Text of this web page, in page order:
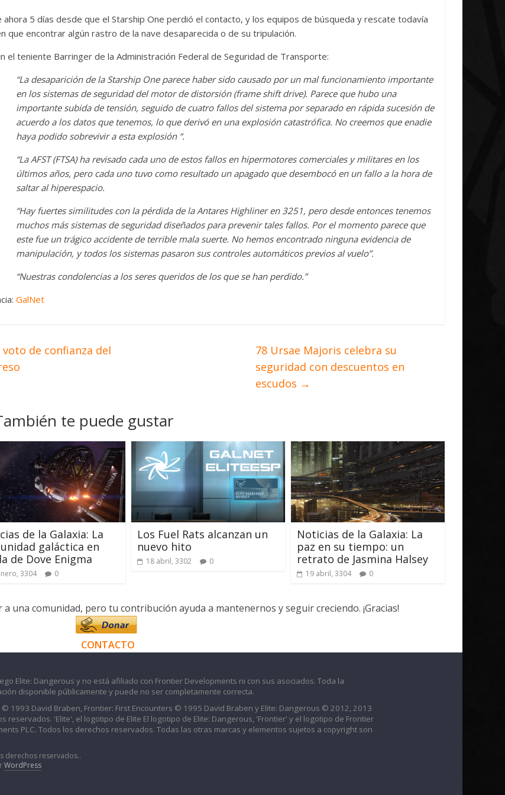
ahora 5 días desde que el Starship One perdió el contacto, y los equipos de búsqueda y rescate todavía
que encontrar algún rastro de la nave desaparecida o de su tripulación.
el teniente Barringer de la Administración Federal de Seguridad de Transporte:
“La desaparición de la Starship One parece haber sido causado por un mal funcionamiento importante
en los sistemas de seguridad del motor de distorsión (frame shift drive). Parece que hubo una
importante subida de tensión, seguido de cuatro fallos del sistema por separado en rápida sucesión de
acuerdo a los datos que tenemos, lo que derivó en una explosión catastrófica. No creemos que enadie
haya podido sobrevivir a esta explosión “.
“La AFST (FTSA) ha revisado cada uno de estos fallos en hipermotores comerciales y militares en los
últimos años, pero cada uno tuvo como resultado un apagado que desembocó en un fallo a la hora de
saltar al hiperespacio.
“Hay fuertes similitudes con la pérdida de la Antares Highliner en 3251, pero desde entonces tenemos
muchos más sistemas de seguridad diseñados para prevenir tales fallos. Por el momento parece que
este fue un trágico accidente de terrible mala suerte. No hemos encontrado ninguna evidencia de
manipulación, y todos los sistemas pasaron sus controles automáticos previos al vuelo”.
“Nuestras condolencias a los seres queridos de los que se han perdido.”
GalNet
voto de confianza del
78 Ursae Majoris celebra su
seguridad con descuentos en
escudos →
te puede gustar
de la Galaxia: La
galáctica en
de Dove Enigma
3304 0
Los Fuel Rats alcanzan un
nuevo hito
18 abril, 3302 0
Noticias de la Galaxia: La
paz en su tiempo: un
retrato de Jasmina Halsey
19 abril, 3304 0
Mayo de 2026
14 abril, 2026
una comunidad, pero tu contribución ayuda a mantenernos y seguir creciendo. ¡Gracias!
CONTACTO
Elite: Dangerous y no está afiliado con Frontier Developments ni con sus asociados. Toda la
disponible públicamente y puede no ser completamente correcta.
1993 David Braben, Frontier: First Encounters © 1995 David Braben y Elite: Dangerous © 2012, 2013
reservados. 'Elite', el logotipo de Elite El logotipo de Elite: Dangerous, 'Frontier' y el logotipo de Frontier
PLC. Todos los derechos reservados. Todas las otras marcas y elementos sujetos a copyright son
derechos reservados..
WordPress